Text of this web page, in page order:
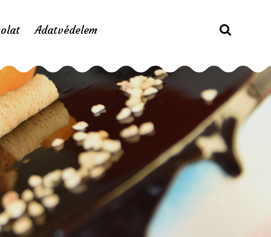
Adatvédelem
3